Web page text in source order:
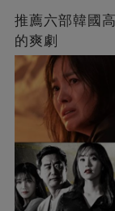
推薦六部韓國
的爽劇